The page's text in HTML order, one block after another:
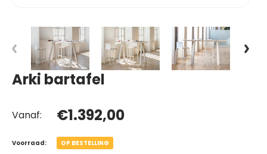
Arki bartafel
Vanaf: €1.392,00
Voorraad:
OP BESTELLING